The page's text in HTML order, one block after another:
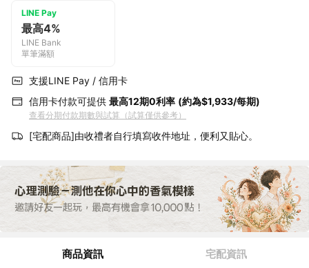
LINE Pay
最高4%
LINE Bank
單筆滿額
支援LINE Pay / 信用卡
信用卡付款可提供 最高12期0利率 (約為$1,933/每期)
查看分期付款期數與試算（試算僅供參考）
[宅配商品]由收禮者自行填寫收件地址，便利又貼心。
商品資訊 宅配資訊